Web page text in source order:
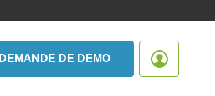
DEMANDE DE DEMO